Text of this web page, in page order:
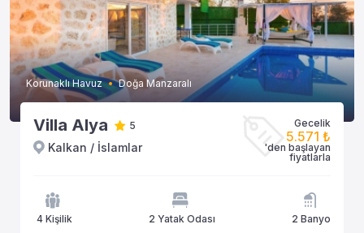
Korunaklı Havuz Doğa Manzaralı
Villa Alya 5
Kalkan / İslamlar
Gecelik
5.571 ₺
'den başlayan
fiyatlarla
4 Kişilik 2 Yatak Odası 2 Banyo